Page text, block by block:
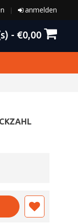
anmelden
|
- €0,00